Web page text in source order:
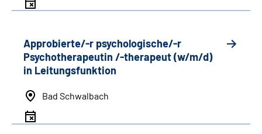
Approbierte/-r psychologische/-r
Psychotherapeutin /-therapeut (w/m/d)
in Leitungsfunktion
Bad Schwalbach